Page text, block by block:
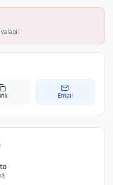
Email